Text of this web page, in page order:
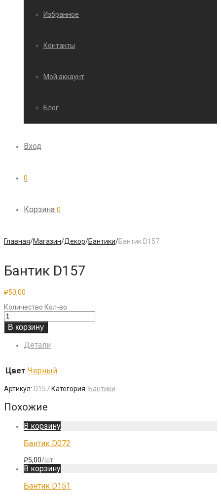
Избранное
Контакты
Мой аккаунт
Блог
Вход
0
Корзина 0
Главная/Магазин/Декор/Бантики/Бантик D157
Бантик D157
₽50,00
Количество Кол-во
В корзину
Детали
Цвет Черный
Артикул: D157Категория: Бантики
Похожие
В корзину
Бантик D072
₽5,00/шт
В корзину
Бантик D151